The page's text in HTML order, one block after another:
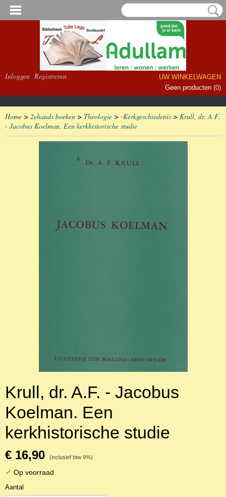
Inloggen Registreren
UW WINKELWAGEN
Geen producten (0)
Home > 2ehands boeken > Theologie > -Kerkgeschiedenis > Krull, dr. A.F.
- Jacobus Koelman. Een kerkhistorische studie
Krull, dr. A.F. - Jacobus
Koelman. Een
kerkhistorische studie
€ 16,90 (inclusief btw 9%)
✓ Op voorraad
Aantal